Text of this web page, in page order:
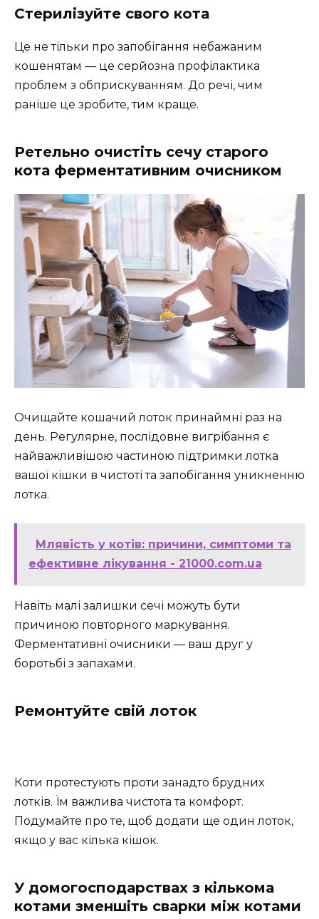
Стерилізуйте свого кота
Це не тільки про запобігання небажаним
кошенятам — це серйозна профілактика
проблем з обприскуванням. До речі, чим
раніше це зробите, тим краще.
Ретельно очистіть сечу старого
кота ферментативним очисником
Очищайте кошачий лоток принаймні раз на
день. Регулярне, послідовне вигрібання є
найважливішою частиною підтримки лотка
вашої кішки в чистоті та запобігання уникненню
лотка.
Млявість у котів: причини, симптоми та
ефективне лікування - 21000.com.ua
Навіть малі залишки сечі можуть бути
причиною повторного маркування.
Ферментативні очисники — ваш друг у
боротьбі з запахами.
Ремонтуйте свій лоток
Коти протестують проти занадто брудних
лотків. Їм важлива чистота та комфорт.
Подумайте про те, щоб додати ще один лоток,
якщо у вас кілька кішок.
У домогосподарствах з кількома
котами зменшіть сварки між котами